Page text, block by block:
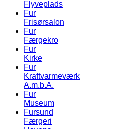
Flyveplads
Fur
Frisørsalon
Fur
Færgekro
Fur
Kirke
Fur
Kraftvarmeværk
A.m.b.A.
Fur
Museum
Fursund
Færgeri